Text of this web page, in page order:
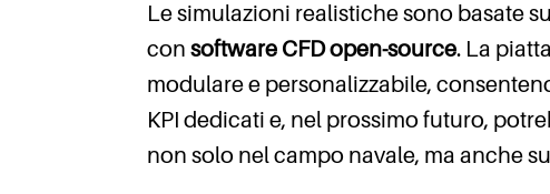
Le simulazioni realistiche sono basate su
con software CFD open-source. La
modulare e personalizzabile,
KPI dedicati e, nel prossimo futuro,
non solo nel campo navale, ma anche